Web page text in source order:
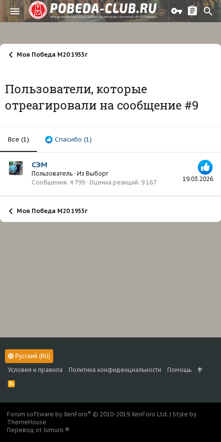
Моя Победа М20 1955г
Пользователи, которые
отреагировали на сообщение #9
Все (1) Спасибо (1)
19.03.2026
СЭМ
Пользователь · Из Выборг
Сообщения 4 799 Оценка реакций 9 167
Моя Победа М20 1955г
Русский (RU)
Условия и правила
Политика конфиденциальности Помощь
R
S
Forum software by XenForo® © 2010-2019 XenForo Ltd. | Style by
ThemeHouse
Перевод от Jumuro ®